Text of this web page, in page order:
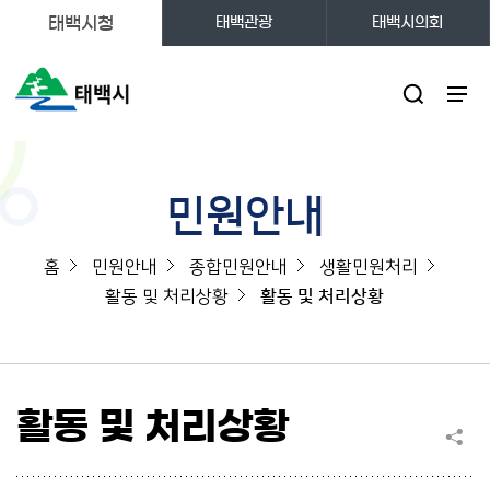
태백시청 태백관광 태백시의회
민원안내
홈 민원안내 종합민원안내
생활민원처리
활동 및 처리상황
활동 및 처리상황
활동 및 처리상황